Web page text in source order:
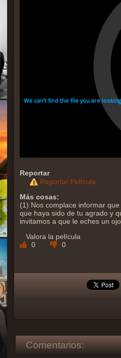
Reportar
Reportar Película
Más cosas:
(1) Nos complace informar
que haya sido de tu agrado y
invitamos a que le eches un
Valora la película
0
0
Comentarios: